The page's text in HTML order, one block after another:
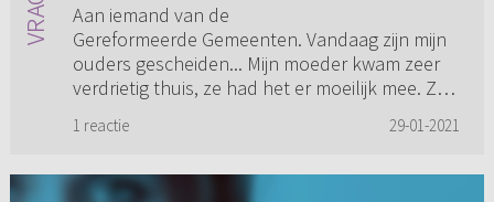
Aan iemand van de
Gereformeerde Gemeenten. Vandaag zijn mijn
ouders gescheiden... Mijn moeder kwam zeer
verdrietig thuis, ze had het er moeilijk mee. Ze
Go...
1 reactie 29-01-2021